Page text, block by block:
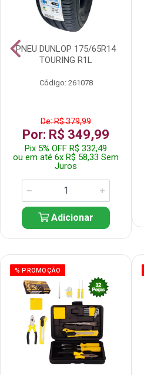
PNEU DUNLOP 175/65R14
TOURING R1L
Código: 261078
De: R$ 379,99
Por: R$ 349,99
Pix 5% OFF R$ 332,49
ou em até 6x R$ 58,33 Sem
Juros
Adicionar
% PROMOÇÃO